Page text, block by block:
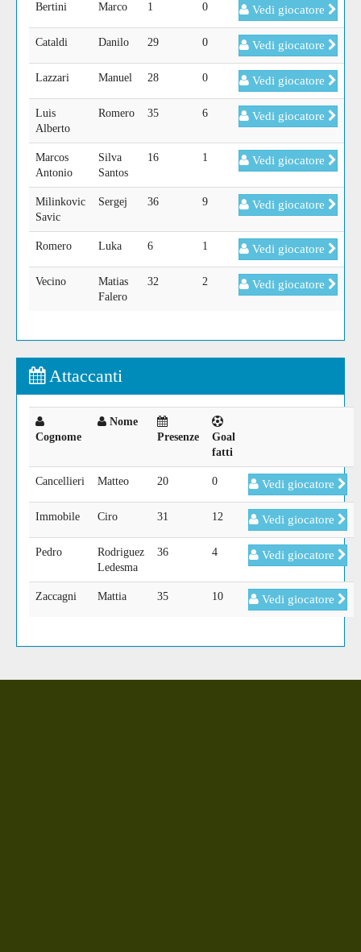
Bertini Marco 1 0 Vedi giocatore
Cataldi Danilo 29 0 Vedi giocatore
Lazzari Manuel 28 0 Vedi giocatore
Luis
Alberto
Romero 35 6 Vedi giocatore
Marcos
Antonio
Silva
Santos
16 1 Vedi giocatore
Milinkovic
Savic
Sergej 36 9 Vedi giocatore
Romero Luka 6 1 Vedi giocatore
Vecino
Matias
Falero
32 2 Vedi giocatore
Attaccanti
Cognome
Nome
Presenze
Goal
fatti
Cancellieri Matteo 20 0 Vedi giocatore
Immobile Ciro 31 12 Vedi giocatore
Pedro
Rodriguez
Ledesma
36 4 Vedi giocatore
Zaccagni Mattia 35 10 Vedi giocatore